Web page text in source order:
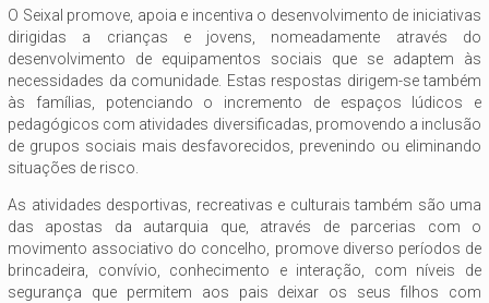
O Seixal promove, apoia e incentiva o desenvolvimento de iniciativas
dirigidas a crianças e jovens, nomeadamente através do
desenvolvimento de equipamentos sociais que se adaptem às
necessidades da comunidade. Estas respostas dirigem-se também
às famílias, potenciando o incremento de espaços lúdicos e
pedagógicos com atividades diversificadas, promovendo a inclusão
de grupos sociais mais desfavorecidos, prevenindo ou eliminando
situações de risco.
As atividades desportivas, recreativas e culturais também são uma
das apostas da autarquia que, através de parcerias com o
movimento associativo do concelho, promove diverso períodos de
brincadeira, convívio, conhecimento e interação, com níveis de
segurança que permitem aos pais deixar os seus filhos com